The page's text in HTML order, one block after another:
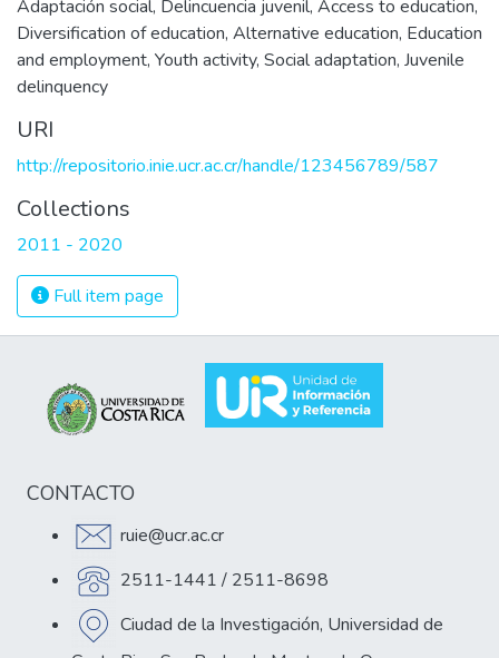
Adaptación social, Delincuencia juvenil, Access to education,
Diversification of education, Alternative education, Education
and employment, Youth activity, Social adaptation, Juvenile
delinquency
URI
http://repositorio.inie.ucr.ac.cr/handle/123456789/587
Collections
2011 - 2020
Full item page
CONTACTO
ruie@ucr.ac.cr
2511-1441 / 2511-8698
Ciudad de la Investigación, Universidad de